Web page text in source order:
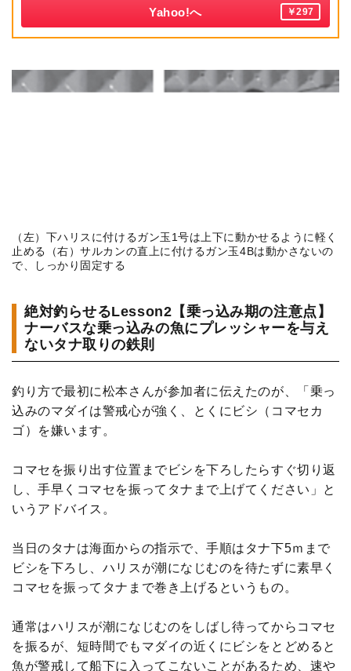
Yahoo!へ ￥297
（左）下ハリスに付けるガン玉1号は上下に動かせるように軽く
止める（右）サルカンの直上に付けるガン玉4Bは動かさないの
で、しっかり固定する
絶対釣らせるLesson2【乗っ込み期の注意点】
ナーバスな乗っ込みの魚にプレッシャーを与え
ないタナ取りの鉄則
釣り方で最初に松本さんが参加者に伝えたのが、「乗っ
込みのマダイは警戒心が強く、とくにビシ（コマセカ
ゴ）を嫌います。
コマセを振り出す位置までビシを下ろしたらすぐ切り返
し、手早くコマセを振ってタナまで上げてください」と
いうアドバイス。
当日のタナは海面からの指示で、手順はタナ下5ｍまで
ビシを下ろし、ハリスが潮になじむのを待たずに素早く
コマセを振ってタナまで巻き上げるというもの。
通常はハリスが潮になじむのをしばし待ってからコマセ
を振るが、短時間でもマダイの近くにビシをとどめると
魚が警戒して船下に入ってこないことがあるため、速や